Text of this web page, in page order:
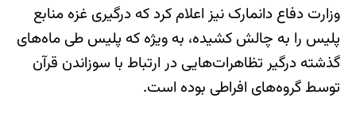
وزارت دفاع دانمارک نیز اعلام کرد که درگیری غزه منابع
پلیس را به چالش کشیده، به ویژه که پلیس طی ماه‌های
گذشته درگیر تظاهرات‌هایی در ارتباط با سوزاندن قرآن
توسط گروه‌های افراطی بوده است.